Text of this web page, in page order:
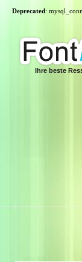
Deprecated:
Ihre beste